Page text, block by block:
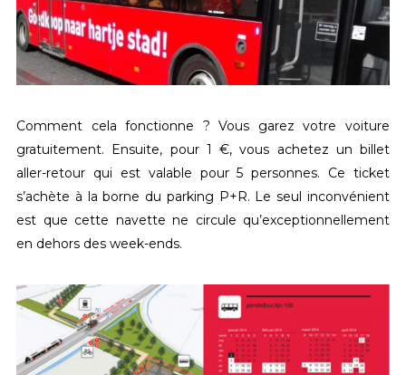
Comment cela fonctionne ? Vous garez votre voiture
gratuitement. Ensuite, pour 1 €, vous achetez un billet
aller-retour qui est valable pour 5 personnes. Ce ticket
s’achète à la borne du parking P+R. Le seul inconvénient
est que cette navette ne circule qu’exceptionnellement
en dehors des week-ends.